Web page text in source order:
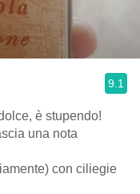
9.1
è stupendo!
una nota
con ciliegie